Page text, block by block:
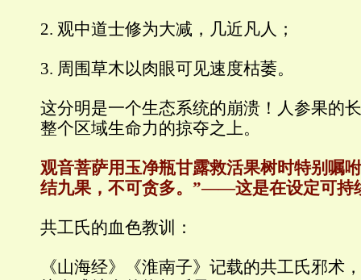
2. 观中道士修为大减，几近凡人；
3. 周围草木以肉眼可见速度枯萎。
这分明是一个生态系统的崩溃！人参果的
整个区域生命力的掠夺之上。
观音菩萨用玉净瓶甘露救活果树时特别嘱
结九果，不可贪多。”——这是在设定可持
共工氏的血色教训：
《山海经》
《淮南子》记载的共工氏邪术